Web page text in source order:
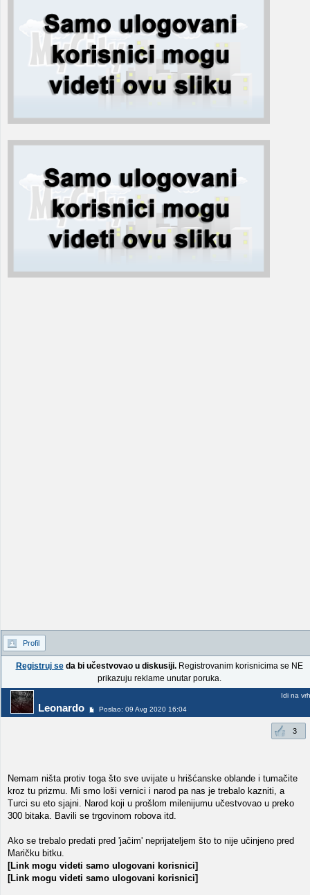
Profil
Registruj seda bi učestvovao u diskusiji.Registrovanim korisnicima se NE
prikazuju reklame unutar poruka.
Leonardo Poslao: 09 Avg 2020 16:04
Idi na vrh
3
Nemam ništa protiv toga što sve uvijate u hrišćanske oblande i tumačite
kroz tu prizmu. Mi smo loši vernici i narod pa nas je trebalo kazniti, a
Turci su eto sjajni. Narod koji u prošlom milenijumu učestvovao u preko
300 bitaka. Bavili se trgovinom robova itd.
Ako se trebalo predati pred 'jačim' neprijateljem što to nije učinjeno pred
Maričku bitku.
[Link mogu videti samo ulogovani korisnici]
[Link mogu videti samo ulogovani korisnici]